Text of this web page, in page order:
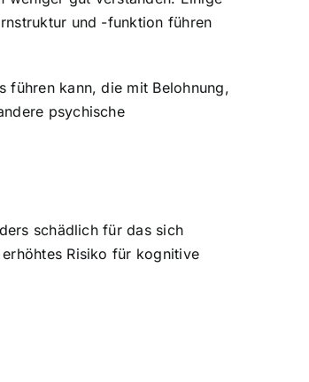
und -funktion führen
führen kann, die mit Belohnung,
psychische
schädlich für das sich
Risiko für kognitive